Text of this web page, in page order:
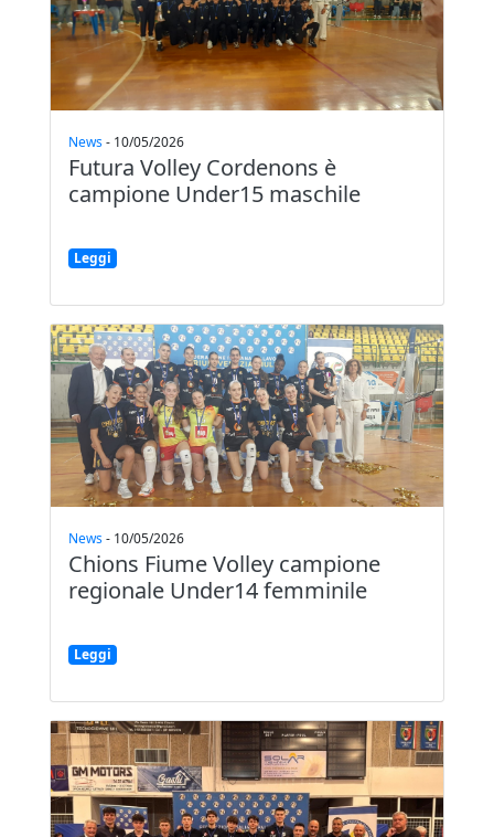
News- 10/05/2026
Futura Volley Cordenons è
campione Under15 maschile
Leggi
News- 10/05/2026
Chions Fiume Volley campione
regionale Under14 femminile
Leggi